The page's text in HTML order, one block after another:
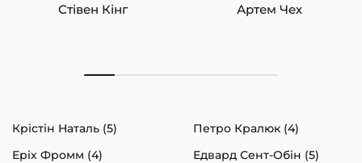
Стівен Кінг Артем Чех
Крістін Наталь (5)
Петро Кралюк (4)
Еріх Фромм (4)
Едвард Сент-Обін (5)